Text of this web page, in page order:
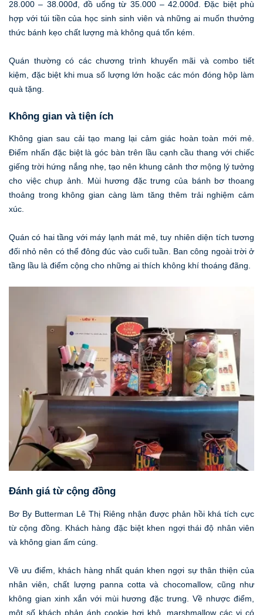
28.000 – 38.000đ, đồ uống từ 35.000 – 42.000đ. Đặc biệt phù
hợp với túi tiền của học sinh sinh viên và những ai muốn thưởng
thức bánh kẹo chất lượng mà không quá tốn kém.
Quán thường có các chương trình khuyến mãi và combo tiết
kiệm, đặc biệt khi mua số lượng lớn hoặc các món đóng hộp làm
quà tặng.
Không gian và tiện ích
Không gian sau cải tạo mang lại cảm giác hoàn toàn mới mẻ.
Điểm nhấn đặc biệt là góc bàn trên lầu cạnh cầu thang với chiếc
giếng trời hứng nắng nhẹ, tạo nên khung cảnh thơ mộng lý tưởng
cho việc chụp ảnh. Mùi hương đặc trưng của bánh bơ thoang
thoảng trong không gian càng làm tăng thêm trải nghiệm cảm
xúc.
Quán có hai tầng với máy lạnh mát mẻ, tuy nhiên diện tích tương
đối nhỏ nên có thể đông đúc vào cuối tuần. Ban công ngoài trời ở
tầng lầu là điểm cộng cho những ai thích không khí thoáng đãng.
Đánh giá từ cộng đồng
Bơ By Butterman Lê Thị Riêng nhận được phản hồi khá tích cực
từ cộng đồng. Khách hàng đặc biệt khen ngợi thái độ nhân viên
và không gian ấm cúng.
Về ưu điểm, khách hàng nhất quán khen ngợi sự thân thiện của
nhân viên, chất lượng panna cotta và chocomallow, cũng như
không gian xinh xắn với mùi hương đặc trưng. Về nhược điểm,
một số khách phản ánh cookie hơi khô, marshmallow các vị có